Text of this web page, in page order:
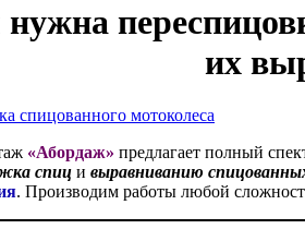
их
«Абордаж» предлагает полный
спиц и выравниванию
. Производим работы любой